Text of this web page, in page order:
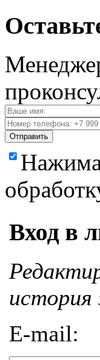
Отправить
Вход в
история
E-mail: